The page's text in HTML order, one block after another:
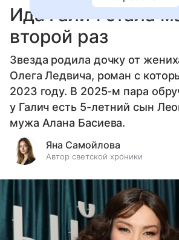
Ида Галич стала
второй раз
Звезда родила дочку от
Олега Ледвича, роман с
2023 году. В 2025-м пара
у Галич есть 5-летний сын
мужа Алана Басиева.
Яна Самойлова
Автор светской хроники